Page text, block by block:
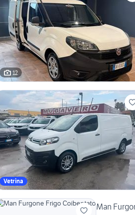
12
Vetrina
Man